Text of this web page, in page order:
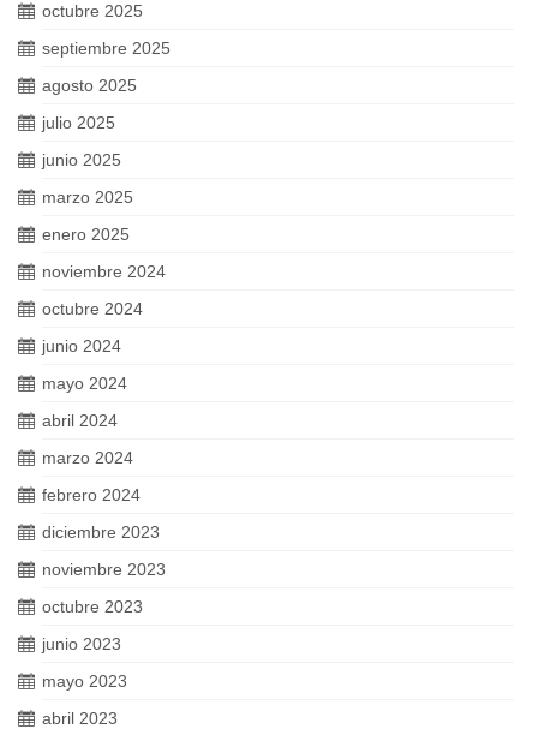
octubre 2025
septiembre 2025
agosto 2025
julio 2025
junio 2025
marzo 2025
enero 2025
noviembre 2024
octubre 2024
junio 2024
mayo 2024
abril 2024
marzo 2024
febrero 2024
diciembre 2023
noviembre 2023
octubre 2023
junio 2023
mayo 2023
abril 2023